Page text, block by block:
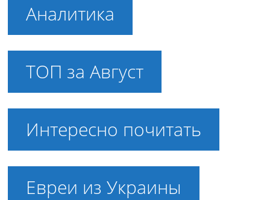
Аналитика
ТОП за Август
Интересно почитать
Евреи из Украины